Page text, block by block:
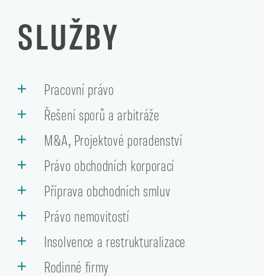
SLUŽBY
Pracovní právo
Řešení sporů a arbitráže
M&A, Projektové poradenství
Právo obchodních korporací
Příprava obchodních smluv
Právo nemovitostí
Insolvence a restrukturalizace
Rodinné firmy